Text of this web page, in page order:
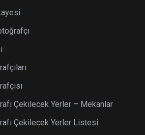
Çekilecek Yerler – Mekanlar
Çekilecek Yerler Listesi